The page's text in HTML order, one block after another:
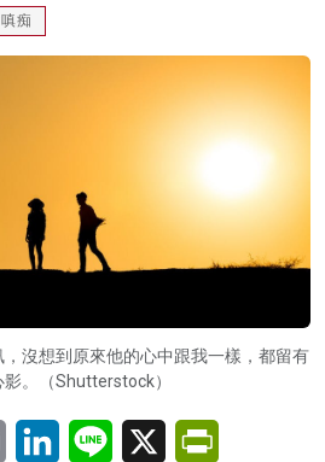
痴
沒想到原來他的心中跟我一樣，都留有
。（Shutterstock）
Email LinkedInLine X